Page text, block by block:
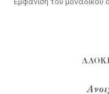
Επικοινωνία